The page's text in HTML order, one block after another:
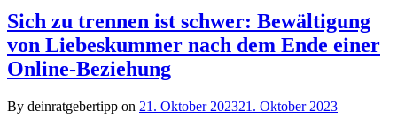
Sich zu trennen ist schwer: Bewältigung
von Liebeskummer nach dem Ende einer
Online-Beziehung
By deinratgebertipp on 21. Oktober 202321. Oktober 2023